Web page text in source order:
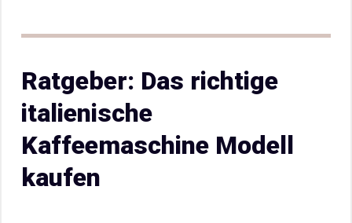
Ratgeber: Das richtige
italienische
Kaffeemaschine Modell
kaufen